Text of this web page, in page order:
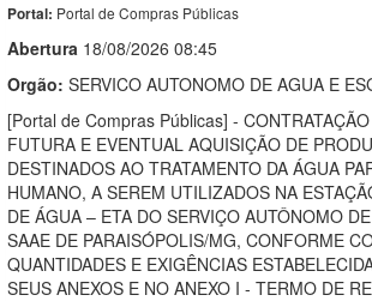
Portal: Portal de Compras Públicas
Abertura 18/08/2026 08:45
Orgão: SERVICO AUTONOMO DE AGUA E
[Portal de Compras Públicas] -
FUTURA E EVENTUAL AQUISIÇÃO DE
DESTINADOS AO TRATAMENTO DA ÁGUA
HUMANO, A SEREM UTILIZADOS NA
DE ÁGUA – ETA DO SERVIÇO AUTÔNOMO
SAAE DE PARAISÓPOLIS/MG, CONFORME
QUANTIDADES E EXIGÊNCIAS
SEUS ANEXOS E NO ANEXO I - TERMO DE